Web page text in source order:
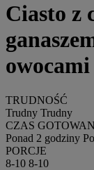
Ciasto z
owocami
TRUDNOŚĆ
Trudny Trudny
CZAS
Ponad 2 godziny
PORCJE
8-10 8-10